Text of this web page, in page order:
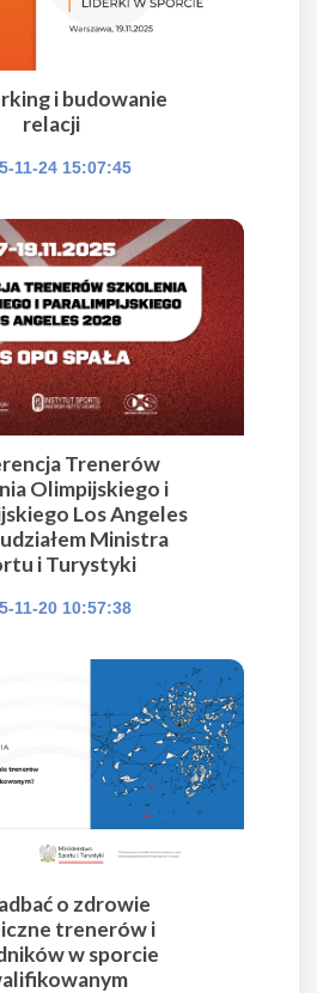
i budowanie
relacji
11-24 15:07:45
Trenerów
Olimpijskiego i
Los Angeles
Ministra
i Turystyki
11-20 10:57:38
o zdrowie
trenerów i
w sporcie